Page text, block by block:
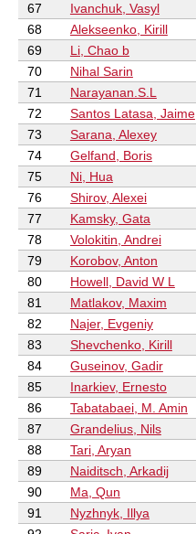
67
Ivanchuk, Vasyl
68
Alekseenko, Kirill
69
Li, Chao b
70
Nihal Sarin
71
Narayanan.S.L
72
Santos Latasa, Jaime
73
Sarana, Alexey
74
Gelfand, Boris
75
Ni, Hua
76
Shirov, Alexei
77
Kamsky, Gata
78
Volokitin, Andrei
79
Korobov, Anton
80
Howell, David W L
81
Matlakov, Maxim
82
Najer, Evgeniy
83
Shevchenko, Kirill
84
Guseinov, Gadir
85
Inarkiev, Ernesto
86
Tabatabaei, M. Amin
87
Grandelius, Nils
88
Tari, Aryan
89
Naiditsch, Arkadij
90
Ma, Qun
91
Nyzhnyk, Illya